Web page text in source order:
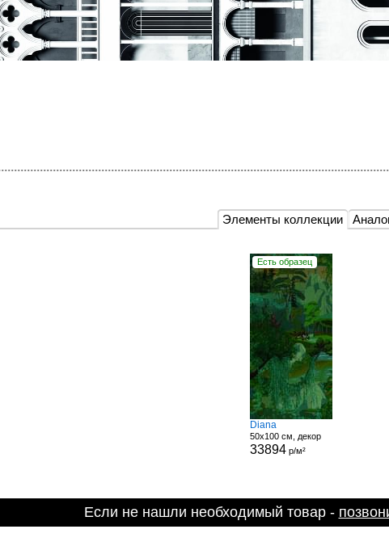
Элементы коллекции
Есть образец
Diana
50x100 см, декор
33894 р/м²
Если не нашли необходимый товар -